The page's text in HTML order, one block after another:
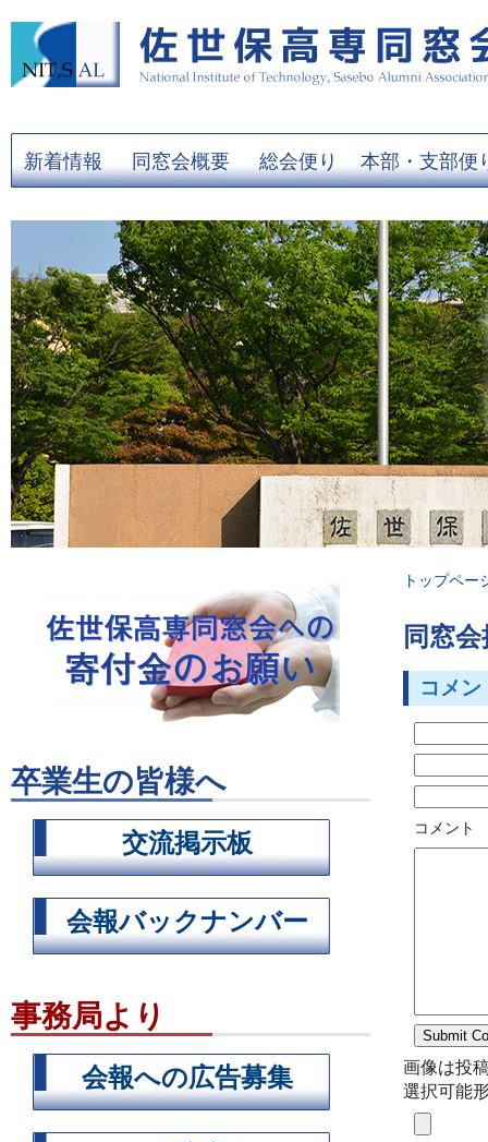
新着情報 同窓会概要 総会便り 本部・支部便
トップペー
同窓
コメ
コメント
画像は投
選択可能
卒業生の皆様へ
交流掲示板
会報バックナンバー
事務局より
会報への広告募集